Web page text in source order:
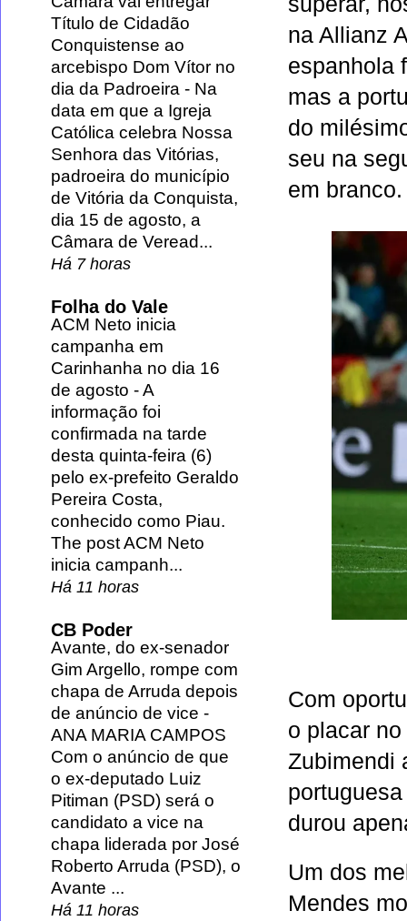
na Allianz
espanhola
mas a
do
seu na
em branco.
Com
o placar
Zubimendi
durou
Um dos
Mendes
Título de Cidadão
Conquistense ao
arcebispo Dom Vítor no
dia da Padroeira - Na
data em que a Igreja
Católica celebra Nossa
Senhora das Vitórias,
padroeira do município
de Vitória da Conquista,
dia 15 de agosto, a
Câmara de Veread...
Há 7 horas
Folha do Vale
ACM Neto inicia
campanha em
Carinhanha no dia 16
de agosto -A
informação foi
confirmada na tarde
desta quinta-feira (6)
pelo ex-prefeito Geraldo
Pereira Costa,
conhecido como Piau.
The post ACM Neto
inicia campanh...
Há 11 horas
CB Poder
Avante, do ex-senador
Gim Argello, rompe com
chapa de Arruda depois
de anúncio de vice -
ANA MARIA CAMPOS
Com o anúncio de que
o ex-deputado Luiz
Pitiman (PSD) será o
candidato a vice na
chapa liderada por José
Roberto Arruda (PSD), o
Avante ...
Há 11 horas